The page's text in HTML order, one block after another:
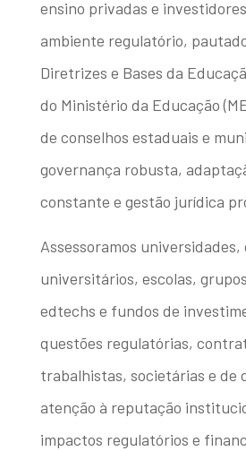
ensino privadas e
ambiente regulatório,
Diretrizes e Bases da
do Ministério da Educação
de conselhos estaduais e
governança robusta,
constante e gestão jurídica
Assessoramos
universitários, escolas,
edtechs e fundos de
questões regulatórias,
trabalhistas, societárias e de
atenção à reputação
impactos regulatórios e